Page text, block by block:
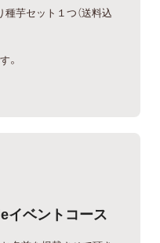
芋セット１つ（送料込
。
イベントコース